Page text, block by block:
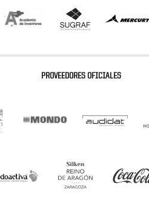
PROVEEDORES OFICIALES